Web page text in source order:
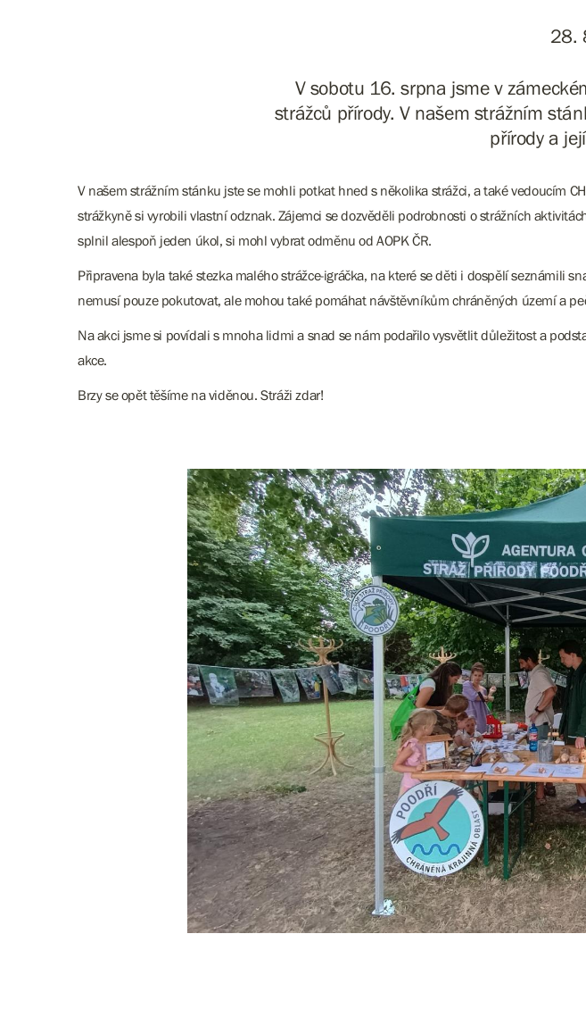
28.
V sobotu 16. srpna jsme v
strážců přírody. V našem strážním
přírody a
V našem strážním stánku jste se mohli potkat hned s několika strážci, a také vedoucím
strážkyně si vyrobili vlastní odznak. Zájemci se dozvěděli podrobnosti o strážních
splnil alespoň jeden úkol, si mohl vybrat odměnu od AOPK ČR.
Připravena byla také stezka malého strážce-igráčka, na které se děti i dospělí seznámili
nemusí pouze pokutovat, ale mohou také pomáhat návštěvníkům chráněných území a
Na akci jsme si povídali s mnoha lidmi a snad se nám podařilo vysvětlit důležitost a
akce.
Brzy se opět těšíme na viděnou. Stráži zdar!